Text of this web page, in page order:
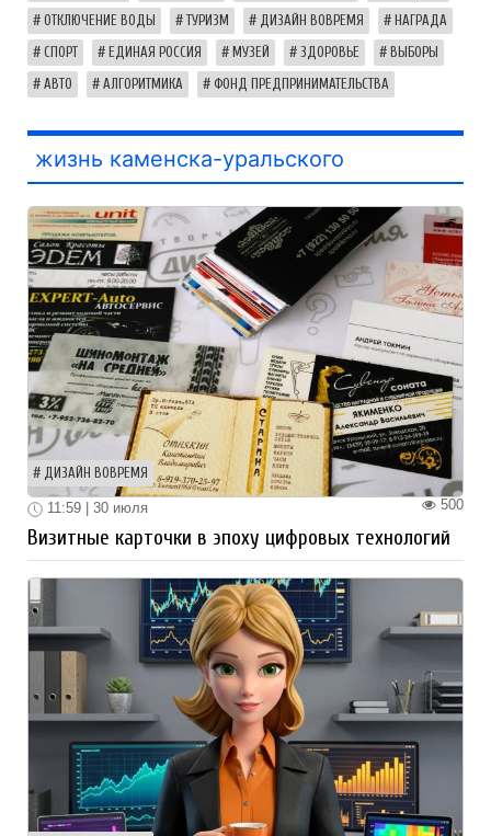
ОТКЛЮЧЕНИЕ ВОДЫ ТУРИЗМ ДИЗАЙН ВОВРЕМЯ НАГРАДА
СПОРТ ЕДИНАЯ РОССИЯ МУЗЕЙ ЗДОРОВЬЕ ВЫБОРЫ
АВТО АЛГОРИТМИКА ФОНД ПРЕДПРИНИМАТЕЛЬСТВА
жизнь каменска-уральского
ДИЗАЙН ВОВРЕМЯ
500
11:59 | 30 июля
Визитные карточки в эпоху цифровых технологий